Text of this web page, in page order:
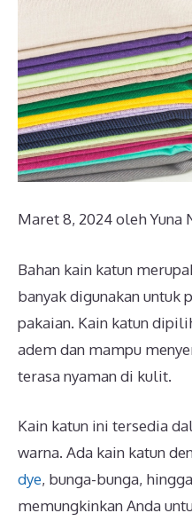
Maret 8, 2024olehYuna
Bahan kain katun
banyak digunakan untuk
pakaian. Kain katun
adem dan mampu
terasa nyaman di kulit.
Kain katun ini tersedia
warna. Ada kain katun
dye, bunga-bunga,
memungkinkan Anda